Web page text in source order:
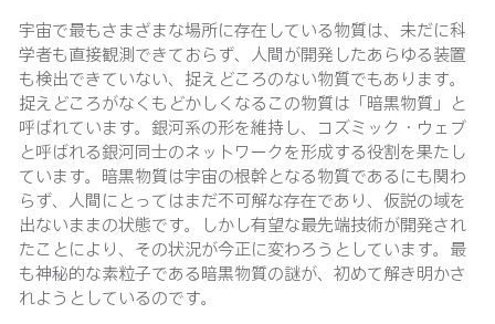
宇宙で最もさまざまな場所に存在している物質は、未だに科
学者も直接観測できておらず、人間が開発したあらゆる装置
も検出できていない、捉えどころのない物質でもあります。
捉えどころがなくもどかしくなるこの物質は「暗黒物質」と
呼ばれています。銀河系の形を維持し、コズミック・ウェブ
と呼ばれる銀河同士のネットワークを形成する役割を果たし
ています。暗黒物質は宇宙の根幹となる物質であるにも関わ
らず、人間にとってはまだ不可解な存在であり、仮説の域を
出ないままの状態です。しかし有望な最先端技術が開発され
たことにより、その状況が今正に変わろうとしています。最
も神秘的な素粒子である暗黒物質の謎が、初めて解き明かさ
れようとしているのです。